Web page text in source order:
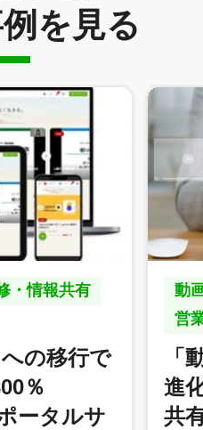
を見る
・情報共有
への移行で
％
ータルサ
動
営
「
進
共